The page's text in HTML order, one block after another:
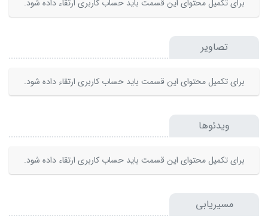
برای تکمیل محتوای این قسمت باید حساب کاربری ارتقاء داده شود.
تصاویر
برای تکمیل محتوای این قسمت باید حساب کاربری ارتقاء داده شود.
ویدئوها
برای تکمیل محتوای این قسمت باید حساب کاربری ارتقاء داده شود.
مسیریابی